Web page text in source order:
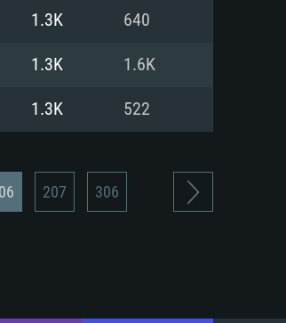
클라이언트)
1.3K 640
1.3K 1.6K
1.3K 522
207 306